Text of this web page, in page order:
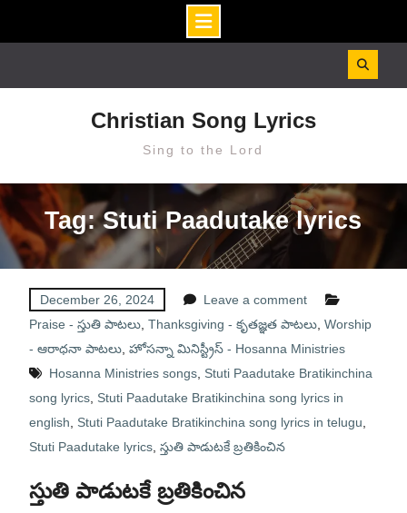
Christian Song Lyrics
Sing to the Lord
Tag: Stuti Paadutake lyrics
December 26, 2024
Leave a comment
Praise - స్తుతి పాటలు, Thanksgiving - కృతజ్ఞత పాటలు, Worship
- ఆరాధనా పాటలు, హోసన్నా మినిస్ట్రీస్ - Hosanna Ministries
Hosanna Ministries songs, Stuti Paadutake Bratikinchina
song lyrics, Stuti Paadutake Bratikinchina song lyrics in
english
Stuti Paadutake Bratikinchina song lyrics in telugu
Stuti Paadutake lyrics, స్తుతి పాడుటకే బ్రతికించిన
స్తుతి పాడుటకే బ్రతికించిన